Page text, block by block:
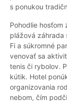
s ponukou
Pohodlie hosťom
plážová záhrada
Fi a súkromné
venovať sa
tenis či rybolov.
kútik. Hotel
organizovania
nebom, čím